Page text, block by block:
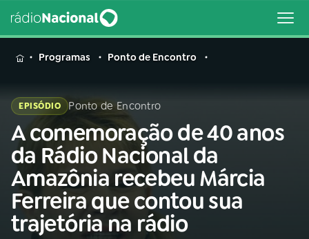
MENU
Buscar
na
Rádio
Nacional
Buscar
AO VIVO
Programas Ponto de Encontro
EPISÓDIO Ponto de Encontro
A comemoração de 40 anos
da Rádio Nacional da
Amazônia recebeu Márcia
Ferreira que contou sua
trajetória na rádio